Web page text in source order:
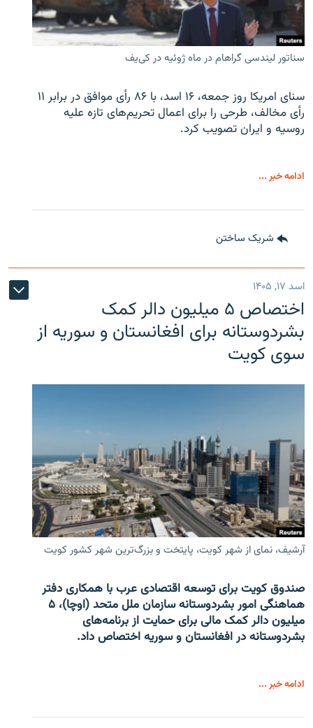
سناتور لیندسی گراهام در ماه ژوئیه در کی‌یف
سنای امریکا روز جمعه، ۱۶ اسد، با ۸۶ رأی موافق در برابر ۱۱
رأی مخالف، طرحی را برای اعمال تحریم‌های تازه علیه
روسیه و ایران تصویب کرد.
ادامه خبر ...
شریک ساختن
اسد ۱۷, ۱۴۰۵
اختصاص ۵ میلیون دالر کمک
بشردوستانه برای افغانستان و سوریه از
سوی کویت
آرشیف، نمای از شهر کویت، پایتخت و بزرگ‌ترین شهر کشور کویت
صندوق کویت برای توسعه اقتصادی عرب با همکاری دفتر
هماهنگی امور بشردوستانه سازمان ملل متحد (اوچا)، ۵
میلیون دالر کمک مالی برای حمایت از برنامه‌های
بشردوستانه در افغانستان و سوریه اختصاص داد.
ادامه خبر ...